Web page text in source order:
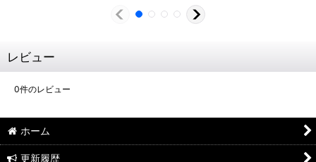
レビュー
0件のレビュー
ホーム
更新履歴